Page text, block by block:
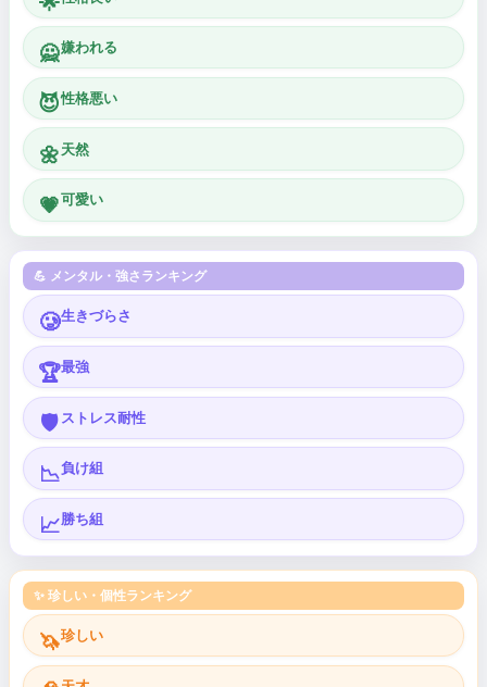
🙅嫌われる
😈性格悪い
🌼 天然
💗可愛い
💪 メンタル・強さランキング
🥲生きづらさ
🏆最強
🛡️ ストレス耐性
📉負け組
📈勝ち組
✨ 珍しい・個性ランキング
🦄珍しい